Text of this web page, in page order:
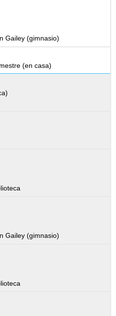
Gailey (gimnasio)
(en casa)
Gailey (gimnasio)